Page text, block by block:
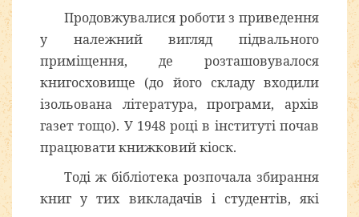
Продовжувалися роботи з приведення
у належний вигляд підвального
приміщення, де розташовувалося
книгосховище (до його складу входили
ізольована література, програми, архів
газет тощо). У 1948 році в інституті почав
працювати книжковий кіоск.
Тоді ж бібліотека розпочала збирання
книг у тих викладачів і студентів, які